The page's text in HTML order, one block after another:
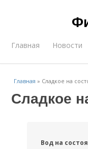
Главная Новости
Главная » Сладкое на
Сладкое
Вод на